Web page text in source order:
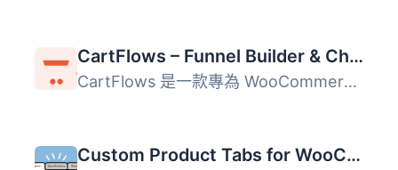
CartFlows – Funnel Builder & Checkout Plugin for WooCommerce
CartFlows 是一款專為 WooCommerce 設計的銷售漏斗建構器與結...
Custom Product Tabs for WooCommerce